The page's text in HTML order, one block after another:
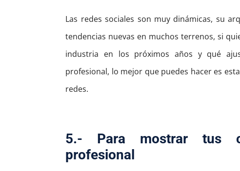
Las redes sociales son muy dinámicas, su
tendencias nuevas en muchos terrenos, si
industria en los próximos años y qué
profesional, lo mejor que puedes hacer es
redes.
5.- Para mostrar tus
profesional